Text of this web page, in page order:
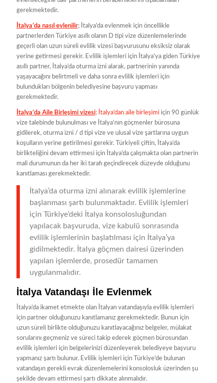
gerekmektedir.
İtalya’da nasıl evlenilir; İtalya’da evlenmek için öncellikle
partnerlerden Türkiye asıllı olanın D tipi vize düzenlemelerinde
geçerli olan uzun süreli evlilik vizesi başvurusunu eksiksiz olarak
yerine getirmesi gerekir. Evlilik işlemleri için İtalya’ya giden Türkiye
asıllı partner, İtalya’da oturma izni alarak, partnerinin yanında
yaşayacağını belirtmeli ve daha sonra evlilik işlemleri için
bulundukları bölgenin belediyesine başvuru yapması
gerekmektedir.
İtalya’da Aile Birleşimi vizesi; İtalya’dan aile birleşimiiçin 90 günlük
vize talebinde bulunulması ve İtalya’nın göçmenler bürosuna
gidilerek, oturma izni / d tipi vize ve ulusal vize şartlarına uygun
koşulların yerine getirilmesi gerekir. Türkiyeli çiftin, İtalya’da
birlikteliğini devam ettirmesi için İtalya’da çalışmakta olan partnerin
mali durumunun da her iki tarafı geçindirecek düzeyde olduğunu
kanıtlaması gerekmektedir.
İtalya’da oturma izni alınarak evlilik işlemlerine
başlanması şartı bulunmaktadır. Evlilik işlemleri
için Türkiye’deki İtalya konsolosluğundan
yapılacak başvuruda, vize kabulü sonrasında
evlilik işlemlerinin başlatılması için İtalya’ya
gidilmektedir. İtalya göçmen dairesi üzerinden
yapılan işlemlerde, prosedür tamamen
uygulanmalıdır.
İtalya Vatandaşı İle Evlenmek
İtalya’da ikamet etmekte olan İtalyan vatandaşıyla evlilik işlemleri
için partner olduğunuzu kanıtlamanız gerekmektedir. Bunun için
uzun süreli birlikte olduğunuzu kanıtlayacağınız belgeler, mülakat
sorularını geçmeniz ve süreci takip ederek göçmen bürosundan
evlilik işlemleri için belgelerinizi düzenleyerek belediyeye başvuru
yapmanız şartı bulunur. Evlilik işlemleri için Türkiye’de bulunan
vatandaşın gerekli evrak düzenlemelerini konsolosluk üzerinden şu
şekilde devam ettirmesi şartı dikkate alınmalıdır.